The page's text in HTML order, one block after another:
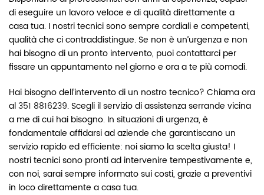
di eseguire un lavoro veloce e di qualità direttamente a
casa tua. I nostri tecnici sono sempre cordiali e competenti,
qualità che ci contraddistingue. Se non è un’urgenza e non
hai bisogno di un pronto intervento, puoi contattarci per
fissare un appuntamento nel giorno e ora a te più comodi.
Hai bisogno dell’intervento di un nostro tecnico? Chiama ora
al351 8816239. Scegli il servizio di assistenza serrande vicina
a me di cui hai bisogno. In situazioni di urgenza, è
fondamentale affidarsi ad aziende che garantiscano un
servizio rapido ed efficiente: noi siamo la scelta giusta! I
nostri tecnici sono pronti ad intervenire tempestivamente e,
con noi, sarai sempre informato sui costi, grazie a preventivi
in loco direttamente a casa tua.